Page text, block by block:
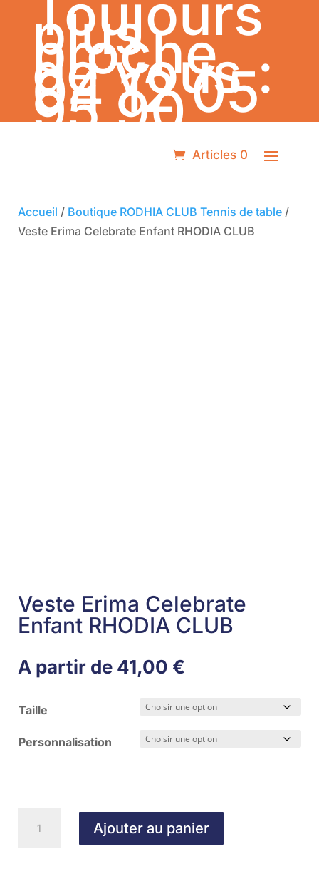
Toujours
plus
proche
de vous :
04 12 05
95 90
Articles 0
Accueil / Boutique RODHIA CLUB Tennis de table /
Veste Erima Celebrate Enfant RHODIA CLUB
Veste Erima Celebrate
Enfant RHODIA CLUB
A partir de 41,00 €
Taille
Personnalisation
Ajouter au panier